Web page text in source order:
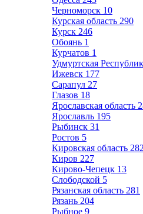
Черноморск 10
Курская область 290
Курск 246
Обоянь 1
Курчатов 1
Удмуртская
Ижевск 177
Сарапул 27
Глазов 18
Ярославская область
Ярославль 195
Рыбинск 31
Ростов 5
Кировская область 282
Киров 227
Кирово-Чепецк 13
Слободской 5
Рязанская область 281
Рязань 204
Рыбное 9